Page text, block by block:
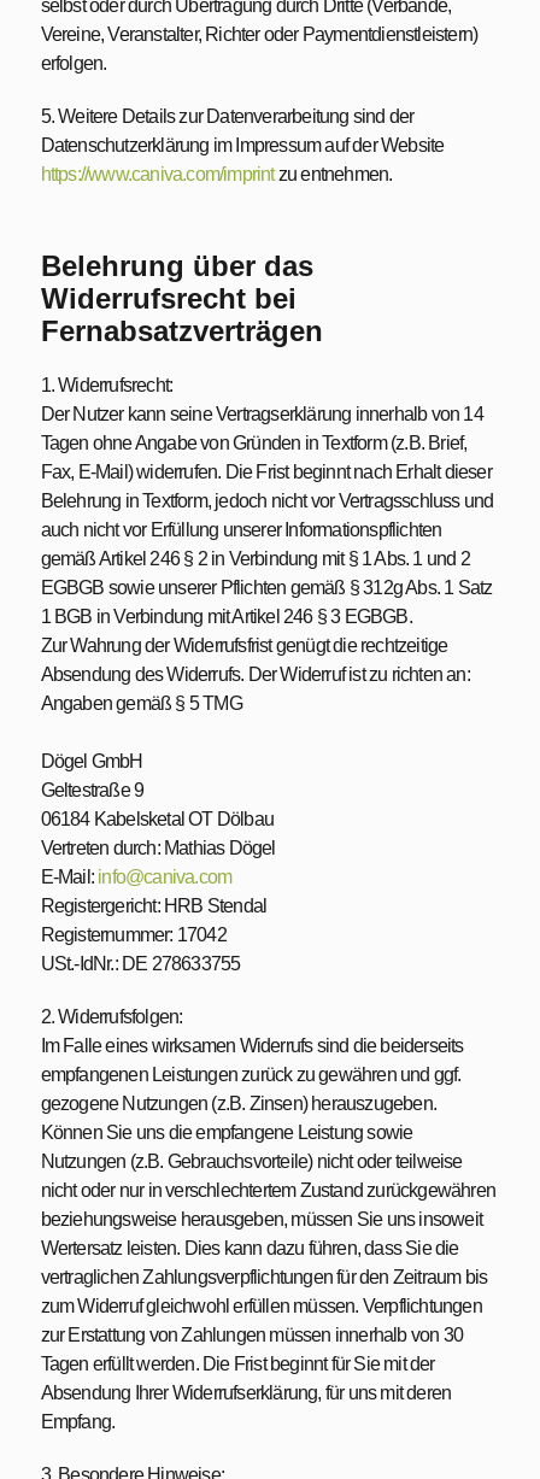
selbst oder durch Übertragung durch Dritte (Verbände,
Vereine, Veranstalter, Richter oder Paymentdienstleistern)
erfolgen.
5. Weitere Details zur Datenverarbeitung sind der
Datenschutzerklärung im Impressum auf der Website
https://www.caniva.com/imprintzu entnehmen.
Belehrung über das
Widerrufsrecht bei
Fernabsatzverträgen
1. Widerrufsrecht:
Der Nutzer kann seine Vertragserklärung innerhalb von 14
Tagen ohne Angabe von Gründen in Textform (z.B. Brief,
Fax, E-Mail) widerrufen. Die Frist beginnt nach Erhalt dieser
Belehrung in Textform, jedoch nicht vor Vertragsschluss und
auch nicht vor Erfüllung unserer Informationspflichten
gemäß Artikel 246 § 2 in Verbindung mit § 1 Abs. 1 und 2
EGBGB sowie unserer Pflichten gemäß § 312g Abs. 1 Satz
1 BGB in Verbindung mit Artikel 246 § 3 EGBGB.
Zur Wahrung der Widerrufsfrist genügt die rechtzeitige
Absendung des Widerrufs. Der Widerruf ist zu richten an:
Angaben gemäß § 5 TMG
Dögel GmbH
Geltestraße 9
06184 Kabelsketal OT Dölbau
Vertreten durch: Mathias Dögel
E-Mail: info@caniva.com
Registergericht: HRB Stendal
Registernummer: 17042
USt.-IdNr.: DE 278633755
2. Widerrufsfolgen:
Im Falle eines wirksamen Widerrufs sind die beiderseits
empfangenen Leistungen zurück zu gewähren und ggf.
gezogene Nutzungen (z.B. Zinsen) herauszugeben.
Können Sie uns die empfangene Leistung sowie
Nutzungen (z.B. Gebrauchsvorteile) nicht oder teilweise
nicht oder nur in verschlechtertem Zustand zurückgewähren
beziehungsweise herausgeben, müssen Sie uns insoweit
Wertersatz leisten. Dies kann dazu führen, dass Sie die
vertraglichen Zahlungsverpflichtungen für den Zeitraum bis
zum Widerruf gleichwohl erfüllen müssen. Verpflichtungen
zur Erstattung von Zahlungen müssen innerhalb von 30
Tagen erfüllt werden. Die Frist beginnt für Sie mit der
Absendung Ihrer Widerrufserklärung, für uns mit deren
Empfang.
3. Besondere Hinweise: